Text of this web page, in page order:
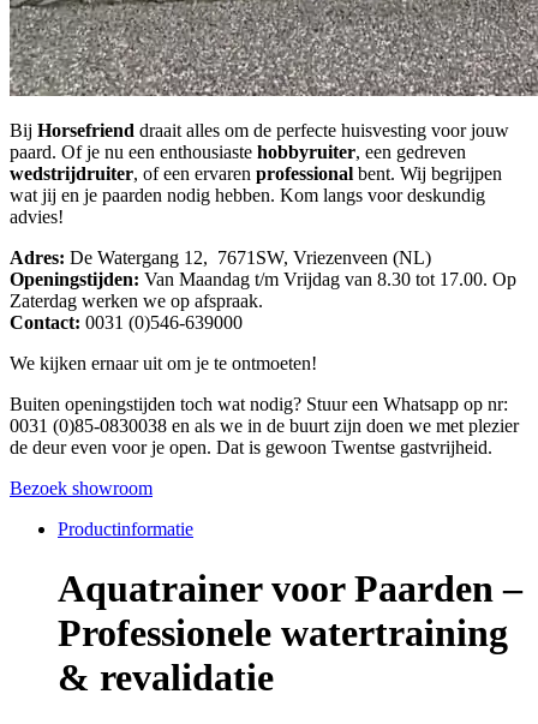
Bij Horsefriend draait alles om de perfecte huisvesting voor jouw
paard. Of je nu een enthousiaste hobbyruiter, een gedreven
wedstrijdruiter, of een ervaren professional bent. Wij begrijpen
wat jij en je paarden nodig hebben. Kom langs voor deskundig
advies!
Adres: De Watergang 12, 7671SW, Vriezenveen (NL)
Openingstijden: Van Maandag t/m Vrijdag van 8.30 tot 17.00. Op
Zaterdag werken we op afspraak.
Contact: 0031 (0)546-639000
We kijken ernaar uit om je te ontmoeten!
Buiten openingstijden toch wat nodig? Stuur een Whatsapp op nr:
0031 (0)85-0830038 en als we in de buurt zijn doen we met plezier
de deur even voor je open. Dat is gewoon Twentse gastvrijheid.
Bezoek showroom
Productinformatie
Aquatrainer voor Paarden –
Professionele watertraining
& revalidatie